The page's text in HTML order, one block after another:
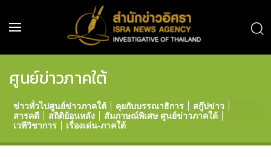
ศูนย์ข่าวภาคใต้
ข่าวทั่วไปศูนย์ข่าวภาคใต้ คุยกับบรรณาธิการ
สกู๊ปข่าว
สารคดี
สถิติย้อนหลัง
สัมภาษณ์พิเศษ ศูนย์ข่าวภาคใต้
เวทีวิชาการ
เรื่องเด่น-ภาคใต้